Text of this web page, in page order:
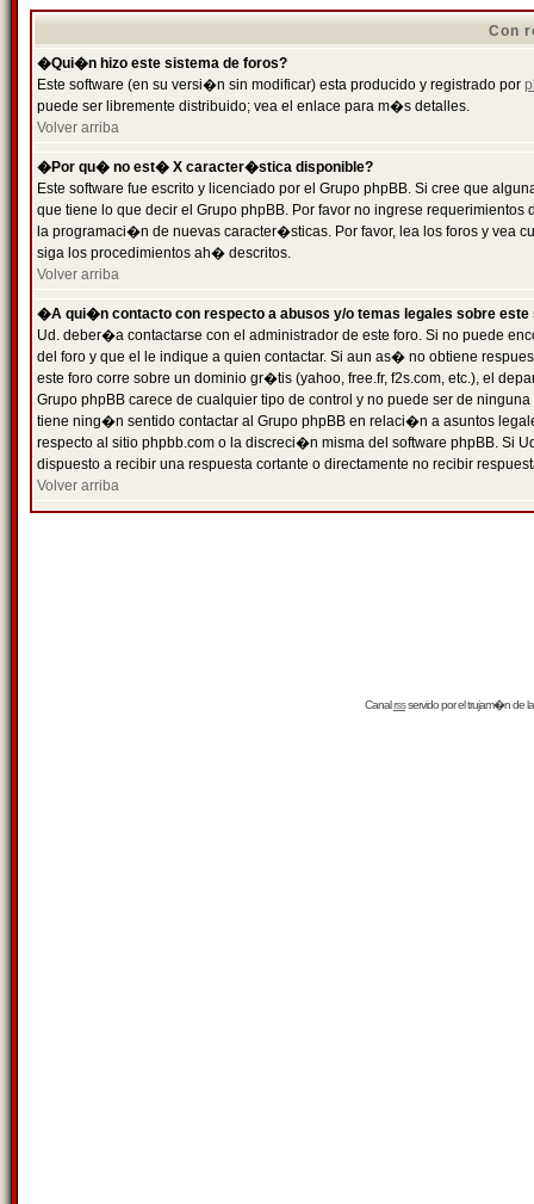
Con
�Qui�n hizo este sistema de foros?
Este software (en su versi�n sin modificar) esta producido y registrado por
puede ser libremente distribuido; vea el enlace para m�s detalles.
Volver arriba
�Por qu� no est� X caracter�stica disponible?
Este software fue escrito y licenciado por el Grupo phpBB. Si cree que
que tiene lo que decir el Grupo phpBB. Por favor no ingrese
la programaci�n de nuevas caracter�sticas. Por favor, lea los foros y vea
siga los procedimientos ah� descritos.
Volver arriba
�A qui�n contacto con respecto a abusos y/o temas legales sobre este
Ud. deber�a contactarse con el administrador de este foro. Si no puede
del foro y que el le indique a quien contactar. Si aun as� no obtiene
este foro corre sobre un dominio gr�tis (yahoo, free.fr, f2s.com, etc.), el
Grupo phpBB carece de cualquier tipo de control y no puede ser de
tiene ning�n sentido contactar al Grupo phpBB en relaci�n a asuntos
respecto al sitio phpbb.com o la discreci�n misma del software phpBB. Si
dispuesto a recibir una respuesta cortante o directamente no recibir
Volver arriba
Canalrssservido por eltrujam�nde